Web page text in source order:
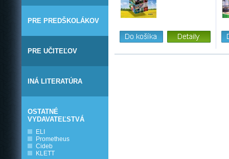
PRE PREDŠKOLÁKOV
PRE UČITEĽOV
INÁ LITERATÚRA
OSTATNÉ
VYDAVATEĽSTVÁ
ELI
Prometheus
Cideb
KLETT